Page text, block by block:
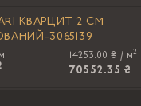
КВАРЦИТ 2 CM
3065139
14253.00 ₴ / м2
70552.35 ₴